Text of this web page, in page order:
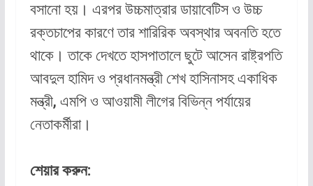
বসানো হয়। এরপর উচ্চমাত্রার ডায়াবেটিস ও উচ্চ
রক্তচাপের কারণে তার শারিরিক অবস্থার অবনতি হতে
থাকে। তাকে দেখতে হাসপাতালে ছুটে আসেন রাষ্ট্রপতি
আবদুল হামিদ ও প্রধানমন্ত্রী শেখ হাসিনাসহ একাধিক
মন্ত্রী, এমপি ও আওয়ামী লীগের বিভিন্ন পর্যায়ের
নেতাকর্মীরা।
শেয়ার করুন: